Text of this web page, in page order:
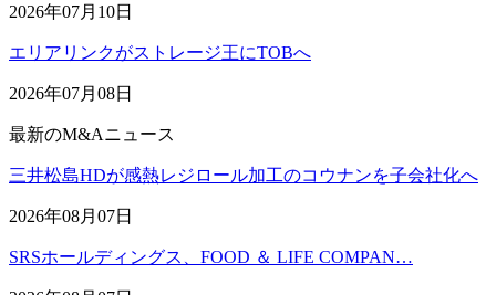
2026年07月10日
エリアリンクがストレージ王にTOBへ
2026年07月08日
最新のM&Aニュース
三井松島HDが感熱レジロール加工のコウナンを子会社化へ
2026年08月07日
SRSホールディングス、FOOD ＆ LIFE COMPAN…